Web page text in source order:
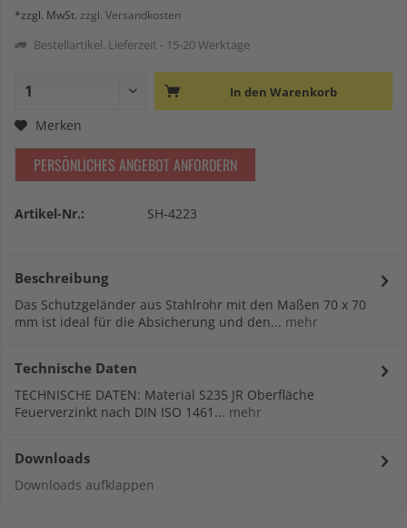
*zzgl. MwSt. zzgl. Versandkosten
Bestellartikel. Lieferzeit - 15-20 Werktage
In den Warenkorb
Merken
PERSÖNLICHES ANGEBOT ANFORDERN
Artikel-Nr.: SH-4223
Beschreibung
Das Schutzgeländer aus Stahlrohr mit den Maßen 70 x 70
mm ist ideal für die Absicherung und den... mehr
Technische Daten
TECHNISCHE DATEN: Material S235 JR Oberfläche
Feuerverzinkt nach DIN ISO 1461... mehr
Downloads
Downloads aufklappen